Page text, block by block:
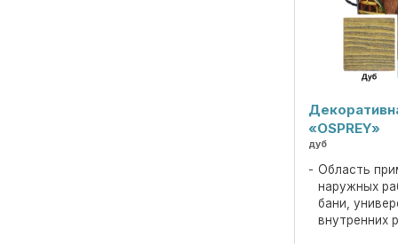
«OSPREY»
дуб
Область
наружных
бани,
внутренних